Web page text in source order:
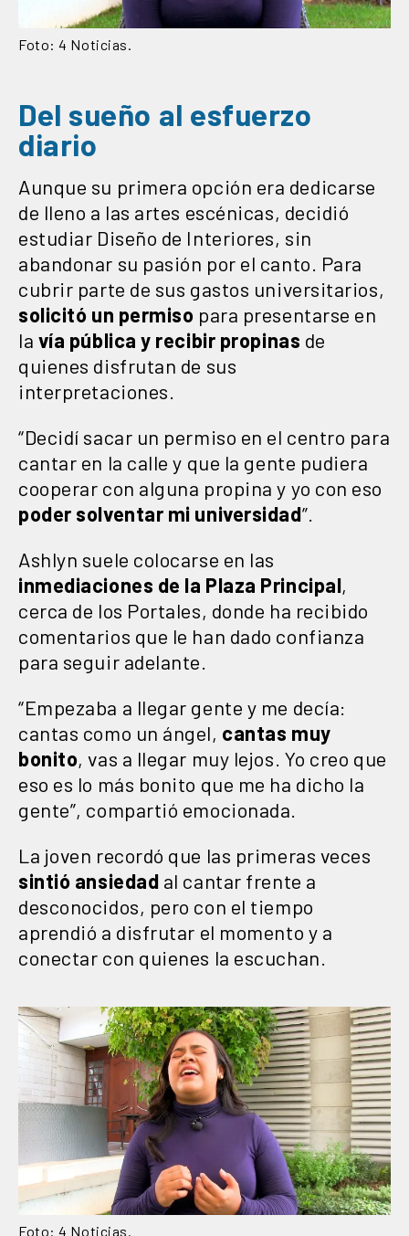
Foto: 4 Noticias.
Del sueño al esfuerzo
diario
Aunque su primera opción era dedicarse
de lleno a las artes escénicas, decidió
estudiar Diseño de Interiores, sin
abandonar su pasión por el canto. Para
cubrir parte de sus gastos universitarios,
solicitó un permiso para presentarse en
la vía pública y recibir propinas de
quienes disfrutan de sus
interpretaciones.
“Decidí sacar un permiso en el centro para
cantar en la calle y que la gente pudiera
cooperar con alguna propina y yo con eso
poder solventar mi universidad”.
Ashlyn suele colocarse en las
inmediaciones de la Plaza Principal,
cerca de los Portales, donde ha recibido
comentarios que le han dado confianza
para seguir adelante.
“Empezaba a llegar gente y me decía:
cantas como un ángel, cantas muy
bonito, vas a llegar muy lejos. Yo creo que
eso es lo más bonito que me ha dicho la
gente”, compartió emocionada.
La joven recordó que las primeras veces
sintió ansiedad al cantar frente a
desconocidos, pero con el tiempo
aprendió a disfrutar el momento y a
conectar con quienes la escuchan.
Foto: 4 Noticias.